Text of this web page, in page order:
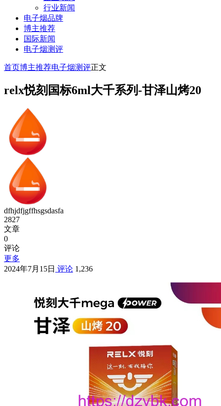
行业新闻
电子烟品牌
博主推荐
国际新闻
电子烟测评
首页博主推荐电子烟测评正文
relx悦刻国标6ml大千系列-甘泽山烤20
dfhjdfjgffhsgsdasfa
2827
文章
0
评论
更多
2024年7月15日 评论 1,236